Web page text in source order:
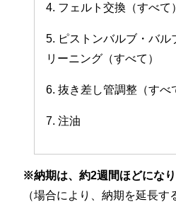
4. フェルト交換（すべて）
5. ピストンバルブ・バル
リーニング（すべて）
6. 抜き差し管調整（すべ
7. 注油
※納期は、約2週間ほどになり
（場合により、納期を延長す